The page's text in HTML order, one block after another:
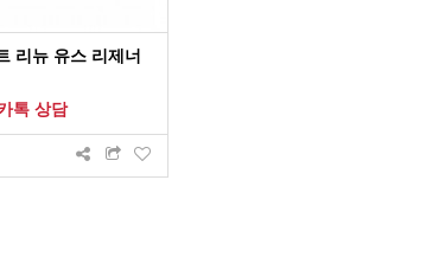
리뉴 유스 리제너
톡 상담